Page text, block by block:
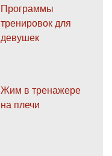
Программы
тренировок для
девушек
Жим в тренажере
на плечи